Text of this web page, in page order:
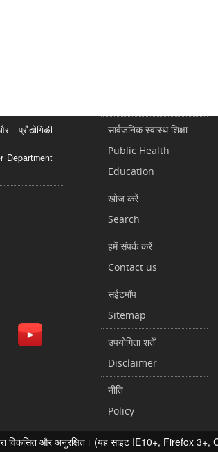
Department
सार्वजनिक स्वास्थ शिक्षा
Public Health
Education
खोज करें
Search
हमें संपर्क करें
Contact us
सईटमॉप
Sitemap
उपयोगिता शर्तें
Disclaimer
नीति
Policy
विकसित और अनुरक्षित। (यह साइट IE10+, Firefox